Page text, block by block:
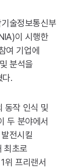
술정보통신부
이 시행한
여 기업에
분석을
다.
동작 인식 및
두 분야에서
전시킬
최초로
위 프리랜서